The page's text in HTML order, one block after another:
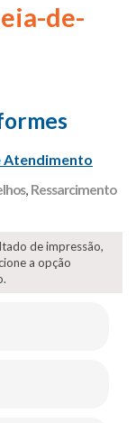
de-
Atendimento
, Ressarcimento
de impressão,
a opção